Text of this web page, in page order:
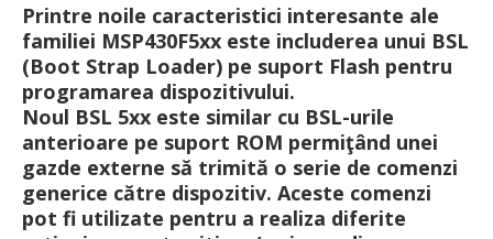
Printre noile caracteristici interesante ale
familiei MSP430F5xx este includerea unui BSL
(Boot Strap Loader) pe suport Flash pentru
programarea dispozitivului.
Noul BSL 5xx este similar cu BSL-urile
anterioare pe suport ROM permiţând unei
gazde externe să trimită o serie de comenzi
generice către dispozitiv. Aceste comenzi
pot fi utilizate pentru a realiza diferite